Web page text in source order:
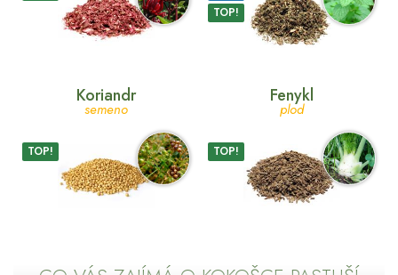
TOP!
Koriandr
semeno
TOP!
Fenykl
plod
TOP!